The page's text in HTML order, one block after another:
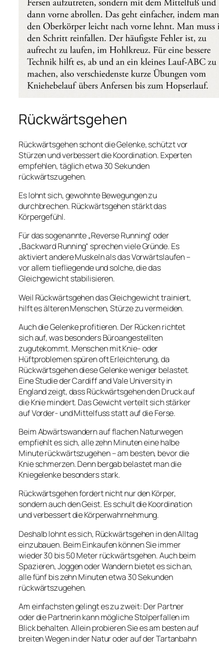
Rückwärtsgehen
Rückwärtsgehen schont die Gelenke, schützt vor
Stürzen und verbessert die Koordination. Experten
empfehlen, täglich etwa 30 Sekunden
rückwärtszugehen.
Es lohnt sich, gewohnte Bewegungen zu
durchbrechen. Rückwärtsgehen stärkt das
Körpergefühl.
Für das sogenannte „Reverse Running“ oder
„Backward Running“ sprechen viele Gründe. Es
aktiviert andere Muskeln als das Vorwärtslaufen –
vor allem tiefliegende und solche, die das
Gleichgewicht stabilisieren.
Weil Rückwärtsgehen das Gleichgewicht trainiert,
hilft es älteren Menschen, Stürze zu vermeiden.
Auch die Gelenke profitieren. Der Rücken richtet
sich auf, was besonders Büroangestellten
zugutekommt. Menschen mit Knie- oder
Hüftproblemen spüren oft Erleichterung, da
Rückwärtsgehen diese Gelenke weniger belastet.
Eine Studie der Cardiff and Vale University in
England zeigt, dass Rückwärtsgehen den Druck auf
die Knie mindert. Das Gewicht verteilt sich stärker
auf Vorder- und Mittelfuss statt auf die Ferse.
Beim Abwärtswandern auf flachen Naturwegen
empfiehlt es sich, alle zehn Minuten eine halbe
Minute rückwärtszugehen – am besten, bevor die
Knie schmerzen. Denn bergab belastet man die
Kniegelenke besonders stark.
Rückwärtsgehen fordert nicht nur den Körper,
sondern auch den Geist. Es schult die Koordination
und verbessert die Körperwahrnehmung.
Deshalb lohnt es sich, Rückwärtsgehen in den Alltag
einzubauen. Beim Einkaufen können Sie immer
wieder 30 bis 50 Meter rückwärtsgehen. Auch beim
Spazieren, Joggen oder Wandern bietet es sich an,
alle fünf bis zehn Minuten etwa 30 Sekunden
rückwärtszugehen.
Am einfachsten gelingt es zu zweit: Der Partner
oder die Partnerin kann mögliche Stolperfallen im
Blick behalten. Allein probieren Sie es am besten auf
breiten Wegen in der Natur oder auf der Tartanbahn